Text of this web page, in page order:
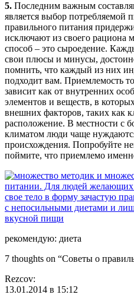
5. Последним важным
является выбор
правильного питания
исключают из своего рациона
способ – это сыроедение.
свои плюсы и минусы,
помнить, что каждый из них
подходит вам. Приемлемость
зависит как от внутренних
элементов и веществ, в
внешних факторов, таких как
расположение. В местности с
климатом люди чаще
происхождения. Попробуйте
поймите, что приемлемо
рекомендую: диета
7 thoughts on “Советы о
Rezcov:
13.01.2014 в 15:12